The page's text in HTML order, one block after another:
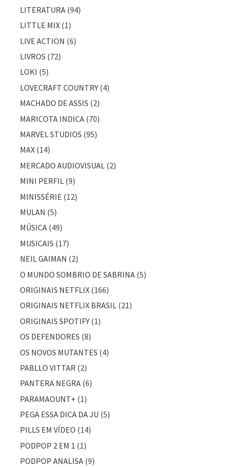
LITERATURA (94)
LITTLE MIX (1)
LIVE ACTION (6)
LIVROS (72)
LOKI (5)
LOVECRAFT COUNTRY (4)
MACHADO DE ASSIS (2)
MARICOTA INDICA (70)
MARVEL STUDIOS (95)
MAX (14)
MERCADO AUDIOVISUAL (2)
MINI PERFIL (9)
MINISSÉRIE (12)
MULAN (5)
MÚSICA (49)
MUSICAIS (17)
NEIL GAIMAN (2)
O MUNDO SOMBRIO DE SABRINA (5)
ORIGINAIS NETFLIX (166)
ORIGINAIS NETFLIX BRASIL (21)
ORIGINAIS SPOTIFY (1)
OS DEFENDORES (8)
OS NOVOS MUTANTES (4)
PABLLO VITTAR (2)
PANTERA NEGRA (6)
PARAMAOUNT+ (1)
PEGA ESSA DICA DA JU (5)
PILLS EM VÍDEO (14)
PODPOP 2 EM 1 (1)
PODPOP ANALISA (9)